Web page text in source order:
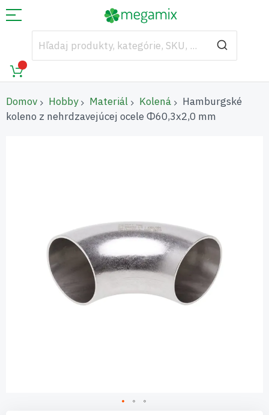
Domov Hobby Materiál Kolená
Hamburgské
koleno z nehrdzavejúcej ocele Φ60,3x2,0 mm